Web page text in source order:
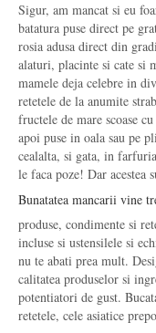
Sigur, am mancat si eu
batatura puse direct pe
rosia adusa direct din
alaturi, placinte si cate si
mamele deja celebre in
retetele de la anumite
fructele de mare scoase
apoi puse in oala sau pe
cealalta, si gata, in
le faca poze! Dar acestea
Bunatatea mancarii vine
produse, condimente si
incluse si ustensilele si
nu te abati prea mult.
calitatea produselor si
potentiatori de gust.
retetele, cele asiatice